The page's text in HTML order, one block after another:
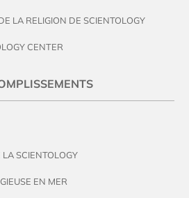
LA RELIGION DE SCIENTOLOGY
CENTER
LA SCIENTOLOGY
EN MER